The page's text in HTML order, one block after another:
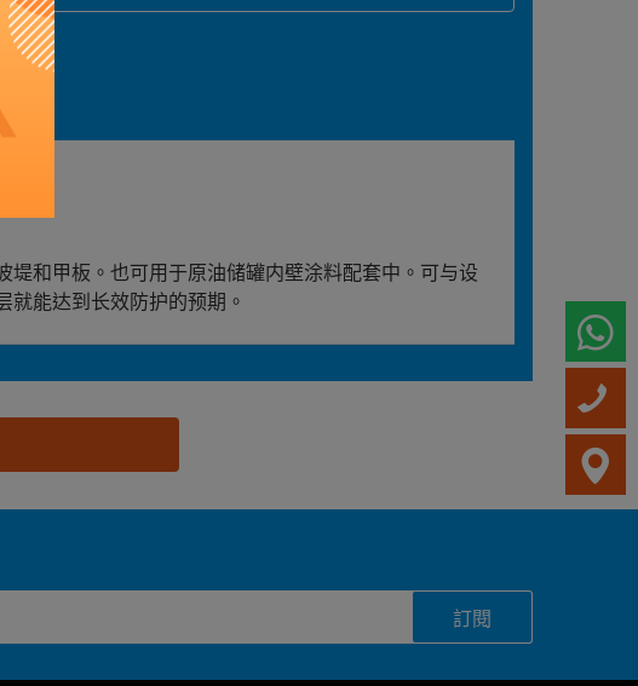
和甲板。也可用于原油储罐内壁涂料配套中。可与设
就能达到长效防护的预期。
訂閱